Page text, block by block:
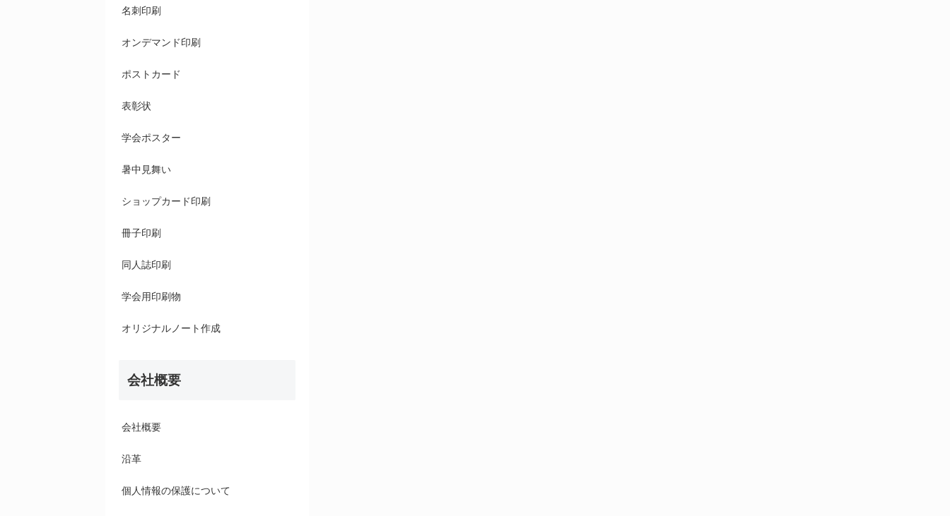
名刺印刷
オンデマンド印刷
ポストカード
表彰状
学会ポスター
暑中見舞い
ショップカード印刷
冊子印刷
同人誌印刷
学会用印刷物
オリジナルノート作成
会社概要
会社概要
沿革
個人情報の保護について